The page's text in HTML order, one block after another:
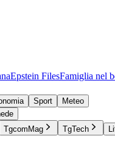
Epstein FilesFamiglia nel
Sport
Meteo
TgcomMag TgTech